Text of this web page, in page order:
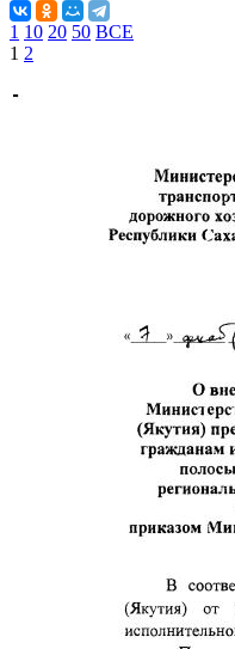
1 10 20 50 ВСЕ
1 2